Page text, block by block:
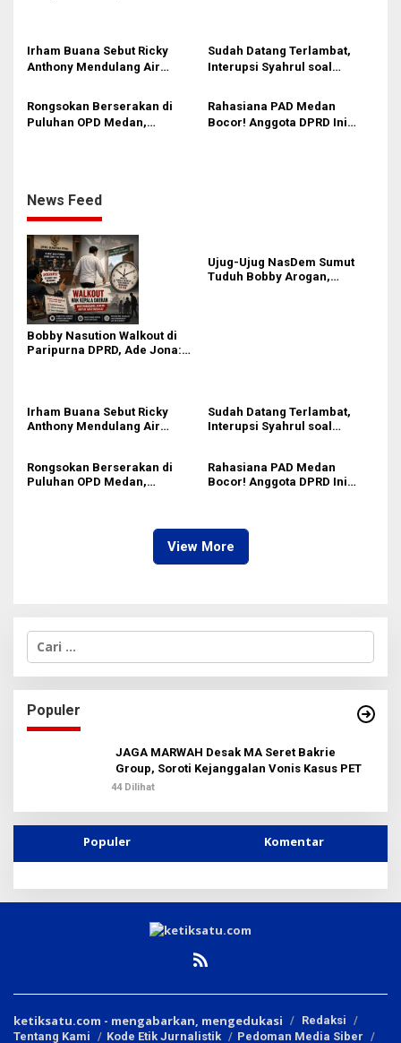
Irham Buana Sebut Ricky
Anthony Mendulang Air
Sudah Datang Terlambat,
Interupsi Syahrul soal
Sumut Tak Diakui Fraksi PDIP
Rongsokan Berserakan di
Puluhan OPD Medan,
Rahasiana PAD Medan
Bocor! Anggota DPRD Ini
News Feed
Bobby Nasution Walkout di
Paripurna DPRD, Ade Jona:
Ujug-Ujug NasDem Sumut
Tuduh Bobby Arogan,
Irham Buana Sebut Ricky
Anthony Mendulang Air
Sudah Datang Terlambat,
Interupsi Syahrul soal
Rongsokan Berserakan di
Puluhan OPD Medan,
Rahasiana PAD Medan
Bocor! Anggota DPRD Ini
View More
C
i
u
n
t
Populer
JAGA MARWAH Desak MA Seret Bakrie
Group, Soroti Kejanggalan Vonis Kasus PET
44 Dilihat
Populer Komentar
ketiksatu.com - mengabarkan, mengedukasi
Redaksi
Tentang Kami
Kode Etik Jurnalistik Pedoman Media Siber